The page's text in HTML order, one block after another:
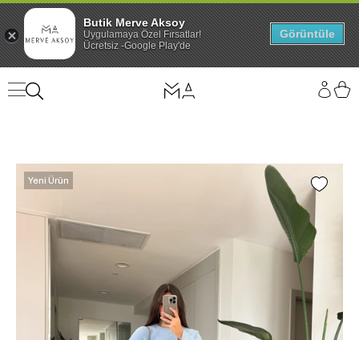
Yeni Ürün
Butik Merve Aksoy
Uygulamaya Özel Fırsatlar!
Ücretsiz -Google Play'de
Görüntüle